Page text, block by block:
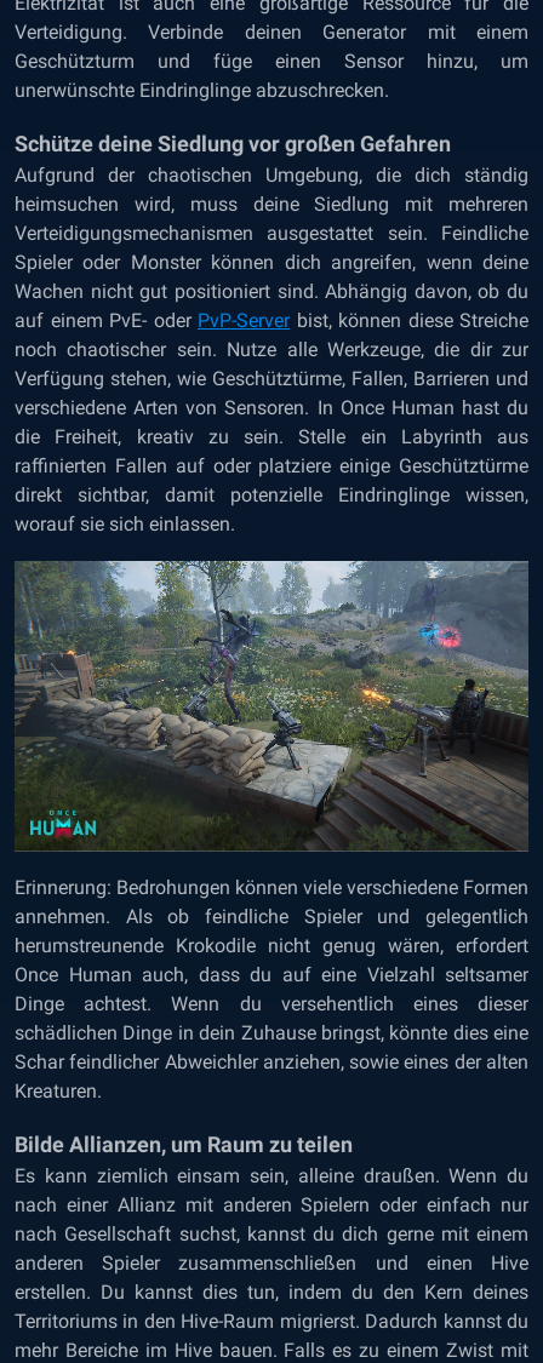
Verteidigung. Verbinde deinen Generator mit einem
Geschützturm und füge einen Sensor hinzu, um
unerwünschte Eindringlinge abzuschrecken.
Schütze deine Siedlung vor großen Gefahren
Aufgrund der chaotischen Umgebung, die dich ständig
heimsuchen wird, muss deine Siedlung mit mehreren
Verteidigungsmechanismen ausgestattet sein. Feindliche
Spieler oder Monster können dich angreifen, wenn deine
Wachen nicht gut positioniert sind. Abhängig davon, ob du
auf einem PvE- oder PvP-Serverbist, können diese Streiche
noch chaotischer sein. Nutze alle Werkzeuge, die dir zur
Verfügung stehen, wie Geschütztürme, Fallen, Barrieren und
verschiedene Arten von Sensoren. In Once Human hast du
die Freiheit, kreativ zu sein. Stelle ein Labyrinth aus
raffinierten Fallen auf oder platziere einige Geschütztürme
direkt sichtbar, damit potenzielle Eindringlinge wissen,
worauf sie sich einlassen.
Erinnerung: Bedrohungen können viele verschiedene Formen
annehmen. Als ob feindliche Spieler und gelegentlich
herumstreunende Krokodile nicht genug wären, erfordert
Once Human auch, dass du auf eine Vielzahl seltsamer
Dinge achtest. Wenn du versehentlich eines dieser
schädlichen Dinge in dein Zuhause bringst, könnte dies eine
Schar feindlicher Abweichler anziehen, sowie eines der alten
Kreaturen.
Bilde Allianzen, um Raum zu teilen
Es kann ziemlich einsam sein, alleine draußen. Wenn du
nach einer Allianz mit anderen Spielern oder einfach nur
nach Gesellschaft suchst, kannst du dich gerne mit einem
anderen Spieler zusammenschließen und einen Hive
erstellen. Du kannst dies tun, indem du den Kern deines
Territoriums in den Hive-Raum migrierst. Dadurch kannst du
mehr Bereiche im Hive bauen. Falls es zu einem Zwist mit